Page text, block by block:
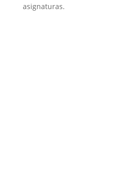
asignaturas.